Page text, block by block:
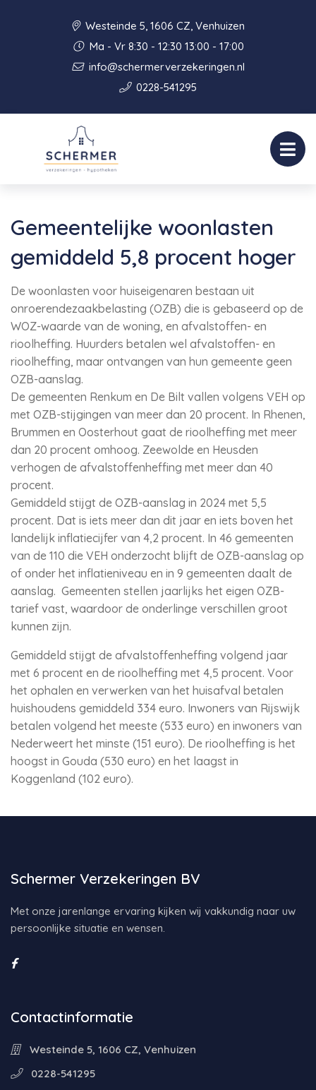
Westeinde 5, 1606 CZ, Venhuizen
Ma - Vr 8:30 - 12:30 13:00 - 17:00
info@schermerverzekeringen.nl
0228-541295
Gemeentelijke woonlasten
gemiddeld 5,8 procent hoger
De woonlasten voor huiseigenaren bestaan uit
onroerendezaakbelasting (OZB) die is gebaseerd op de
WOZ-waarde van de woning, en afvalstoffen- en
rioolheffing. Huurders betalen wel afvalstoffen- en
rioolheffing, maar ontvangen van hun gemeente geen
OZB-aanslag.
De gemeenten Renkum en De Bilt vallen volgens VEH op
met OZB-stijgingen van meer dan 20 procent. In Rhenen,
Brummen en Oosterhout gaat de rioolheffing met meer
dan 20 procent omhoog. Zeewolde en Heusden
verhogen de afvalstoffenheffing met meer dan 40
procent.
Gemiddeld stijgt de OZB-aanslag in 2024 met 5,5
procent. Dat is iets meer dan dit jaar en iets boven het
landelijk inflatiecijfer van 4,2 procent. In 46 gemeenten
van de 110 die VEH onderzocht blijft de OZB-aanslag op
of onder het inflatieniveau en in 9 gemeenten daalt de
aanslag. Gemeenten stellen jaarlijks het eigen OZB-
tarief vast, waardoor de onderlinge verschillen groot
kunnen zijn.
Gemiddeld stijgt de afvalstoffenheffing volgend jaar
met 6 procent en de rioolheffing met 4,5 procent. Voor
het ophalen en verwerken van het huisafval betalen
huishoudens gemiddeld 334 euro. Inwoners van Rijswijk
betalen volgend het meeste (533 euro) en inwoners van
Nederweert het minste (151 euro). De rioolheffing is het
hoogst in Gouda (530 euro) en het laagst in
Koggenland (102 euro).
Schermer Verzekeringen BV
Met onze jarenlange ervaring kijken wij vakkundig naar uw
persoonlijke situatie en wensen.
Contactinformatie
Westeinde 5, 1606 CZ, Venhuizen
0228-541295